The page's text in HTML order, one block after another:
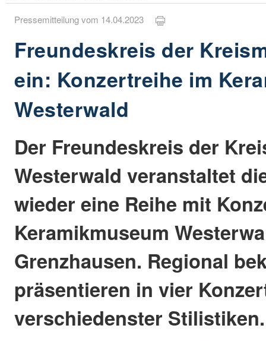
Pressemitteilung vom 14.04.2023
Freundeskreis der
ein: Konzertreihe im
Westerwald
Der Freundeskreis der
Westerwald veranstaltet
wieder eine Reihe mit
Keramikmuseum
Grenzhausen. Regional
präsentieren in vier
verschiedenster Stilistiken.